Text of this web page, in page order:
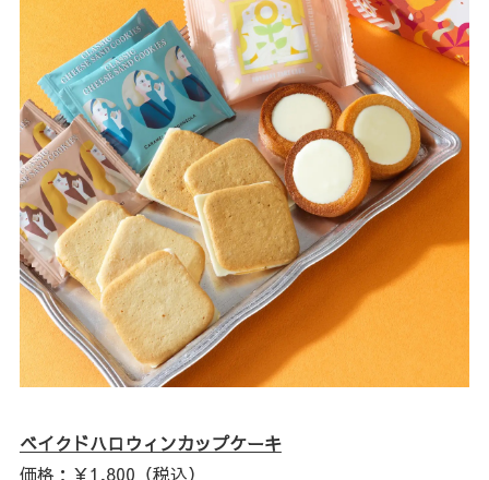
ベイクドハロウィンカップケーキ
価格：￥1,800（税込）